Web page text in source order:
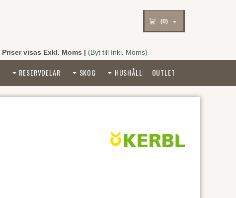
(0)
Priser visas Exkl. Moms | (Byt till Inkl. Moms)
RESERVDELAR SKOG HUSHÅLL OUTLET